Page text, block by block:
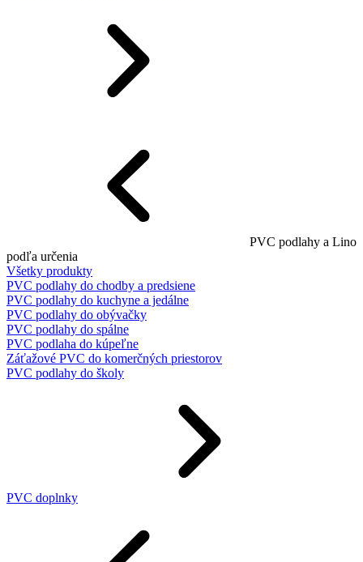
PVC podlahy a Lino
podľa určenia
Všetky produkty
PVC podlahy do chodby a predsiene
PVC podlahy do kuchyne a jedálne
PVC podlahy do obývačky
PVC podlahy do spálne
PVC podlaha do kúpeľne
Záťažové PVC do komerčných priestorov
PVC podlahy do školy
PVC doplnky